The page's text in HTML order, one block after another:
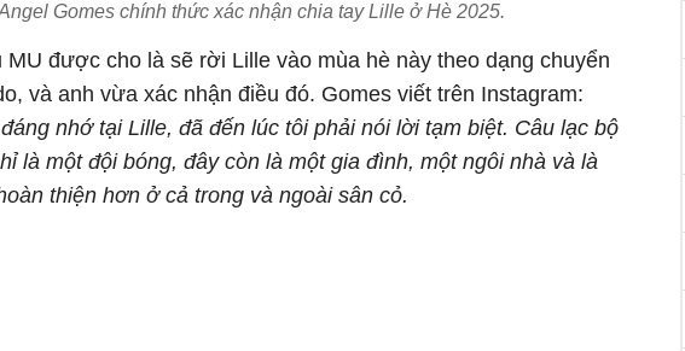
Gomes chính thức xác nhận chia tay Lille ở Hè 2025.
MU được cho là sẽ rời Lille vào mùa hè này theo dạng chuyển
và anh vừa xác nhận điều đó. Gomes viết trên Instagram:
nhớ tại Lille, đã đến lúc tôi phải nói lời tạm biệt. Câu lạc bộ
là một đội bóng, đây còn là một gia đình, một ngôi nhà và là
thiện hơn ở cả trong và ngoài sân cỏ.